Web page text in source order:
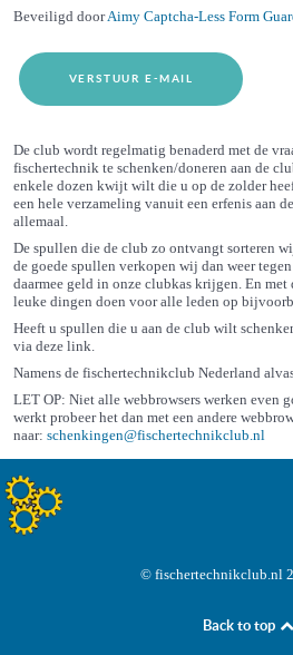
Beveiligd doorAimy Captcha-Less Form
VERSTUUR E-MAIL
Overige informatie
De club wordt regelmatig benaderd met de
fischertechnik te schenken/doneren aan de
enkele dozen kwijt wilt die u op de zolder
een hele verzameling vanuit een erfenis aan
allemaal.
De spullen die de club zo ontvangt sorteren
de goede spullen verkopen wij dan weer
daarmee geld in onze clubkas krijgen. En met
leuke dingen doen voor alle leden op
Heeft u spullen die u aan de club wilt
via deze link.
Namens de fischertechnikclub Nederland
LET OP: Niet alle webbrowsers werken even
werkt probeer het dan met een andere
naar: schenkingen@fischertechnikclub.nl
© fischertechnikclub.nl
Back to top